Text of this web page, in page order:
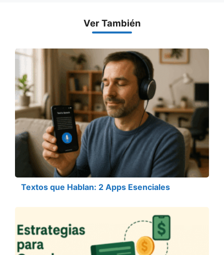
Ver También
Textos que Hablan: 2 Apps Esenciales